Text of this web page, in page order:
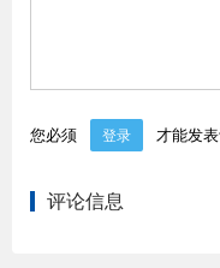
您必须 登录 才能发表
评论信息